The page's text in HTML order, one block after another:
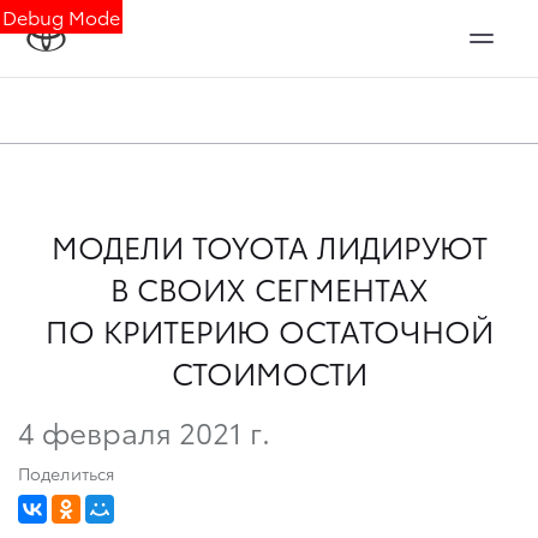
Debug Mode
МОДЕЛИ TOYOTA ЛИДИРУЮТ
В СВОИХ СЕГМЕНТАХ
ПО КРИТЕРИЮ ОСТАТОЧНОЙ
СТОИМОСТИ
4 февраля 2021 г.
Поделиться